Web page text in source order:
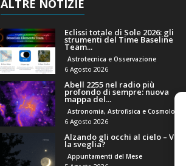
ALTRE NOTIZIE
Eclissi totale di Sole 2026: gli
strumenti del Time Baseline
Team...
Astrotecnica e Osservazione
6 Agosto 2026
Abell 2255 nel radio più
profondo di sempre: nuova
mappa del...
Astronomia, Astrofisica e Cosmologia
6 Agosto 2026
Alzando gli occhi al cielo – Vale
la sveglia?
Appuntamenti del Mese